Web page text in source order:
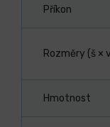
Příkon
Rozměry (š ×
Hmotnost